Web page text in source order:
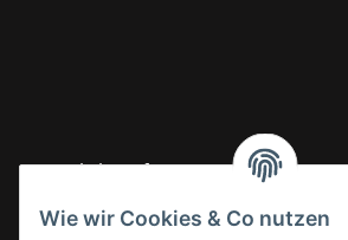
Gesetzliche Informationen
Wie wir Cookies & Co nutzen